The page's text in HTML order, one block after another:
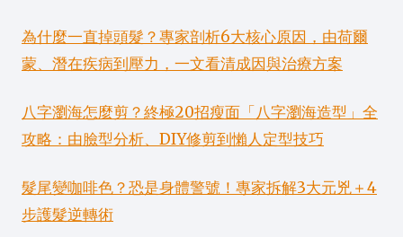
為什麼一直掉頭髮？專家剖析6大核心原因，由荷爾
蒙、潛在疾病到壓力，一文看清成因與治療方案
八字瀏海怎麼剪？終極20招瘦面「八字瀏海造型」全
攻略：由臉型分析、DIY修剪到懶人定型技巧
髮尾變咖啡色？恐是身體警號！專家拆解3大元兇＋4
步護髮逆轉術